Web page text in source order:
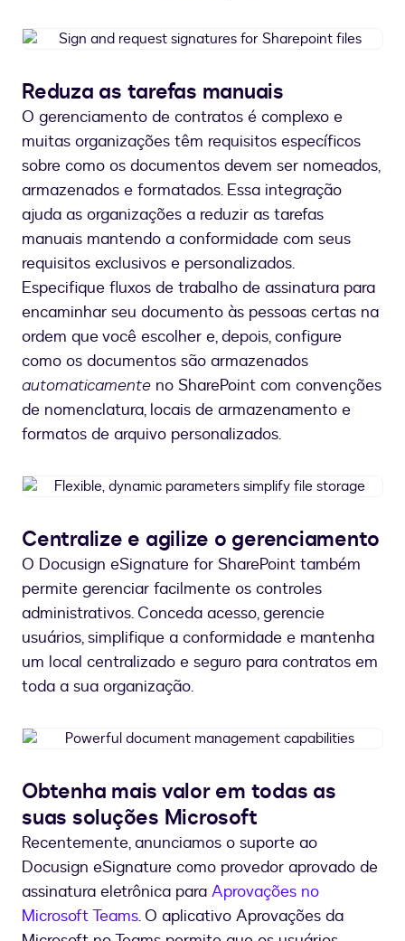
Sign
signatures
for
Sharepoint
Reduza as tarefas manuais
O gerenciamento de contratos é complexo e
muitas organizações têm requisitos específicos
sobre como os documentos devem ser nomeados,
armazenados e formatados. Essa integração
ajuda as organizações a reduzir as tarefas
manuais mantendo a conformidade com seus
requisitos exclusivos e personalizados.
Especifique fluxos de trabalho de assinatura para
encaminhar seu documento às pessoas certas na
ordem que você escolher e, depois, configure
como os documentos são armazenados
automaticamente no SharePoint com convenções
de nomenclatura, locais de armazenamento e
formatos de arquivo personalizados.
Flexible,
simplify
file
storage
Centralize e agilize o gerenciamento
O Docusign eSignature for SharePoint também
permite gerenciar facilmente os controles
administrativos. Conceda acesso, gerencie
usuários, simplifique a conformidade e mantenha
um local centralizado e seguro para contratos em
toda a sua organização.
Powerful
capabilities
Obtenha mais valor em todas as
suas soluções Microsoft
Recentemente, anunciamos o suporte ao
Docusign eSignature como provedor aprovado de
assinatura eletrônica para Aprovações no
Microsoft Teams. O aplicativo Aprovações da